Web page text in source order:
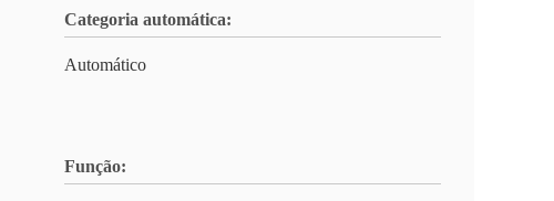
Categoria automática:
Automático
Função: